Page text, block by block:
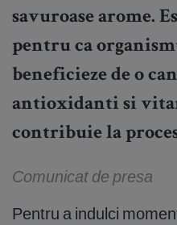
savuroase arome.
pentru ca
beneficieze de o
antioxidanti si
contribuie la
Comunicat de presa
Pentru a indulci